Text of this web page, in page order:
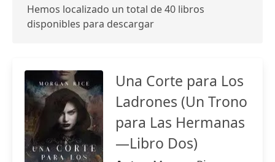
Hemos localizado un total de 40 libros
disponibles para descargar
Una Corte para Los
Ladrones (Un Trono
para Las Hermanas
—Libro Dos)